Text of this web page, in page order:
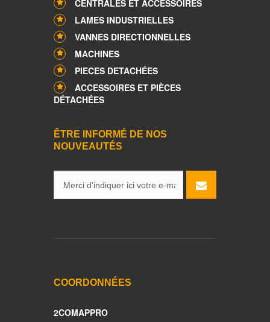
CENTRALES ET ACCESSOIRES
LAMES INDUSTRIELLES
VANNES DIRECTIONNELLES
MACHINES
PIECES DETACHÉES
ACCESSOIRES ET PIÈCES
DÉTACHÉES
ÊTRE INFORMÉ DE NOS
NOUVEAUTÉS
COORDONNÉES
2COMAPPRO